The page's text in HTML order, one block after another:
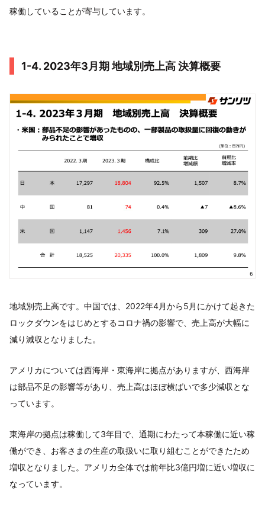
稼働していることが寄与しています。
1-4. 2023年3月期 地域別売上高 決算概要
地域別売上高です。中国では、2022年4月から5月にかけて起きた
ロックダウンをはじめとするコロナ禍の影響で、売上高が大幅に
減り減収となりました。
アメリカについては西海岸・東海岸に拠点がありますが、西海岸
は部品不足の影響等があり、売上高はほぼ横ばいで多少減収とな
っています。
東海岸の拠点は稼働して3年目で、通期にわたって本稼働に近い稼
働ができ、お客さまの生産の取扱いに取り組むことができたため
増収となりました。アメリカ全体では前年比3億円増に近い増収に
なっています。